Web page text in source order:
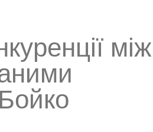
між